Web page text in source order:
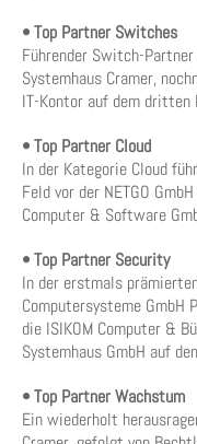
• Top Partner Switches
Führender Switch-
Systemhaus Cramer,
IT-Kontor auf dem dritten
• Top Partner Cloud
In der Kategorie Cloud
Feld vor der NETGO
Computer & Software
• Top Partner Security
In der erstmals
Computersysteme GmbH
die ISIKOM Computer &
Systemhaus GmbH auf
• Top Partner Wachstum
Ein wiederholt